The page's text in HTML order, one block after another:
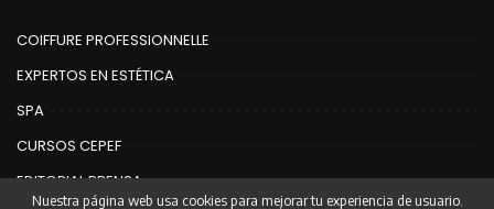
COIFFURE PROFESSIONNELLE
EXPERTOS EN ESTÉTICA
SPA
CURSOS CEPEF
EDITORIAL PRENSA
Nuestra página web usa cookies para mejorar tu experiencia de usuario.